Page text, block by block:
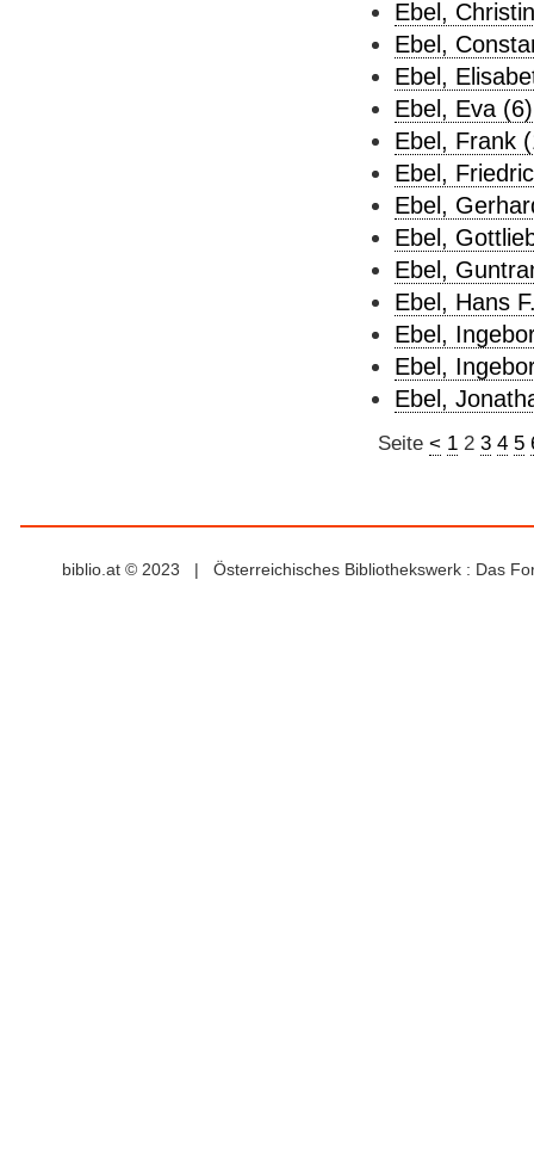
Ebel,
Ebel,
Ebel,
Ebel, Eva (6)
Ebel, Frank
Ebel,
Ebel,
Ebel,
Ebel,
Ebel, Hans
Ebel,
Ebel,
Ebel,
Seite < 1 2 3 4 5
biblio.at © 2023 | Österreichisches Bibliothekswerk : Das